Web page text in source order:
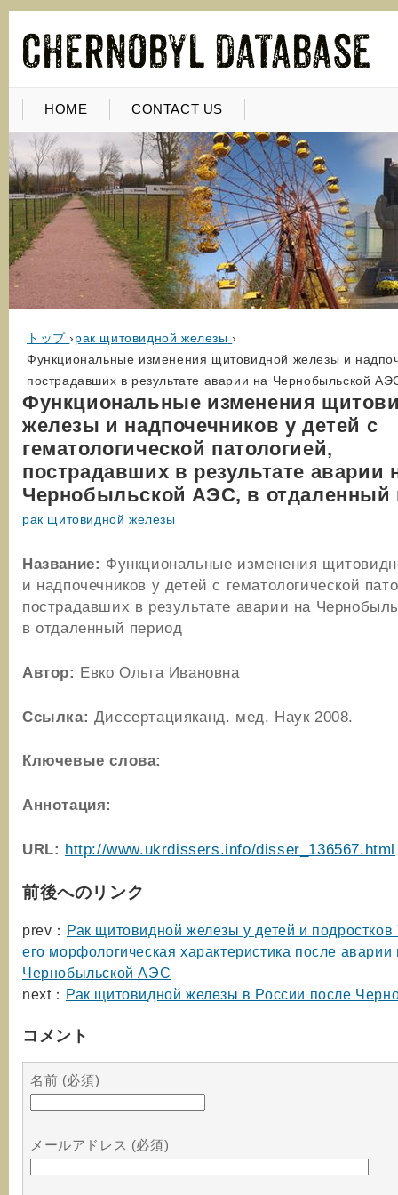
HOME CONTACT US
トップ ›рак щитовидной железы ›
Функциональные изменения щитовидной железы и
пострадавших в результате аварии на Чернобыльской
Функциональные изменения
железы и надпочечников у детей с
гематологической патологией,
пострадавших в результате аварии
Чернобыльской АЭС, в отдаленный
рак щитовидной железы
Название: Функциональные изменения
и надпочечников у детей с гематологической
пострадавших в результате аварии на
в отдаленный период
Автор: Евко Ольга Ивановна
Ссылка: Диссертацияканд. мед. Наук 2008.
Ключевые слова:
Аннотация:
URL: http://www.ukrdissers.info/disser_136567.html
前後へのリンク
prev： Рак щитовидной железы у детей и
его морфологическая характеристика после аварии
Чернобыльской АЭС
next： Рак щитовидной железы в России после
コメント
名前 (必須)
メールアドレス (必須)